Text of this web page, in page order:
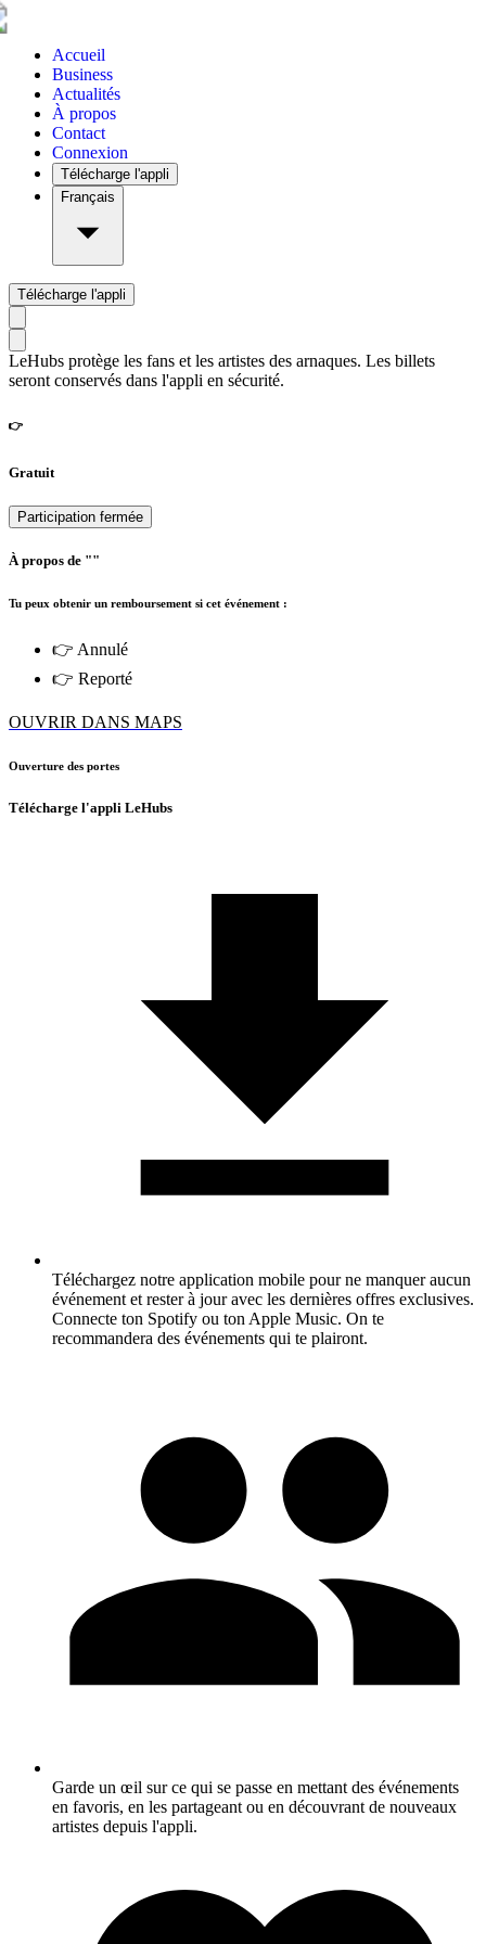
Accueil
Business
Actualités
À propos
Contact
Connexion
Télécharge l'appli
Français
Télécharge l'appli
LeHubs protège les fans et les artistes des arnaques. Les billets
seront conservés dans l'appli en sécurité.
👉
Gratuit
Participation fermée
À propos de ""
Tu peux obtenir un remboursement si cet événement :
👉 Annulé
👉 Reporté
OUVRIR DANS MAPS
Ouverture des portes
Télécharge l'appli LeHubs
Téléchargez notre application mobile pour ne manquer aucun
événement et rester à jour avec les dernières offres exclusives.
Connecte ton Spotify ou ton Apple Music. On te
recommandera des événements qui te plairont.
Garde un œil sur ce qui se passe en mettant des événements
en favoris, en les partageant ou en découvrant de nouveaux
artistes depuis l'appli.